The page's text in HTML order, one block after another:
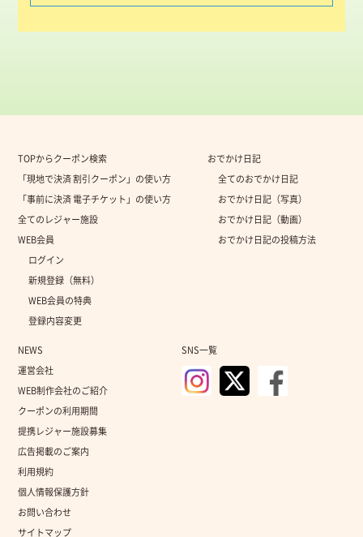
TOPからクーポン検索
「現地で決済 割引クーポン」の使い方
「事前に決済 電子チケット」の使い方
全てのレジャー施設
WEB会員
ログイン
新規登録（無料）
WEB会員の特典
登録内容変更
おでかけ日記
全てのおでかけ日記
おでかけ日記（写真）
おでかけ日記（動画）
おでかけ日記の投稿方法
NEWS
運営会社
WEB制作会社のご紹介
クーポンの利用期間
提携レジャー施設募集
広告掲載のご案内
利用規約
個人情報保護方針
お問い合わせ
サイトマップ
SNS一覧